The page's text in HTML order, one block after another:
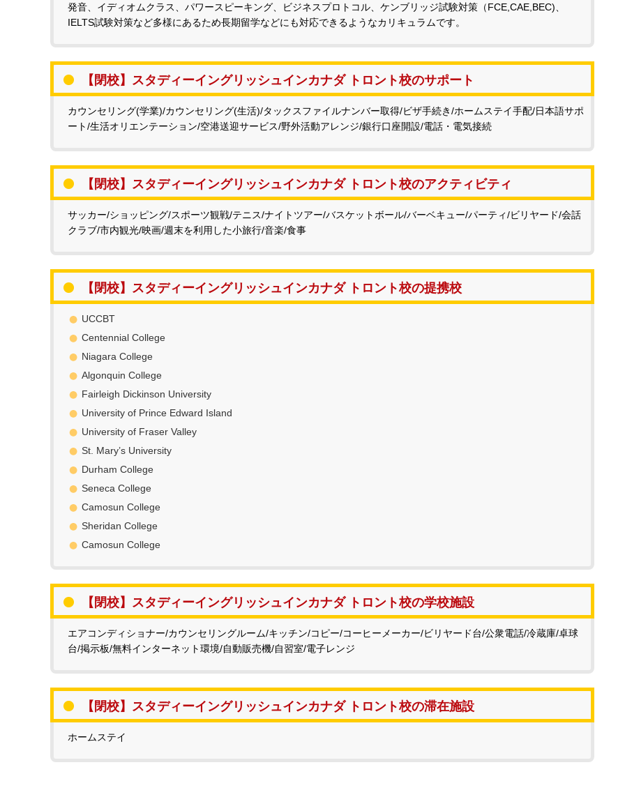
発音、イディオムクラス、パワースピーキング、ビジネスプロトコル、ケンブリッジ試験対策（FCE,CAE,BEC)、
IELTS試験対策など多様にあるため長期留学などにも対応できるようなカリキュラムです。
【閉校】スタディーイングリッシュインカナダ トロント校のサポート
カウンセリング(学業)/カウンセリング(生活)/タックスファイルナンバー取得/ビザ手続き/ホームステイ手配/日本語サポ
ート/生活オリエンテーション/空港送迎サービス/野外活動アレンジ/銀行口座開設/電話・電気接続
【閉校】スタディーイングリッシュインカナダ トロント校のアクティビティ
サッカー/ショッピング/スポーツ観戦/テニス/ナイトツアー/バスケットボール/バーベキュー/パーティ/ビリヤード/会話
クラブ/市内観光/映画/週末を利用した小旅行/音楽/食事
【閉校】スタディーイングリッシュインカナダ トロント校の提携校
UCCBT
Centennial College
Niagara College
Algonquin College
Fairleigh Dickinson University
University of Prince Edward Island
University of Fraser Valley
St. Mary’s University
Durham College
Seneca College
Camosun College
Sheridan College
Camosun College
【閉校】スタディーイングリッシュインカナダ トロント校の学校施設
エアコンディショナー/カウンセリングルーム/キッチン/コピー/コーヒーメーカー/ビリヤード台/公衆電話/冷蔵庫/卓球
台/掲示板/無料インターネット環境/自動販売機/自習室/電子レンジ
【閉校】スタディーイングリッシュインカナダ トロント校の滞在施設
ホームステイ